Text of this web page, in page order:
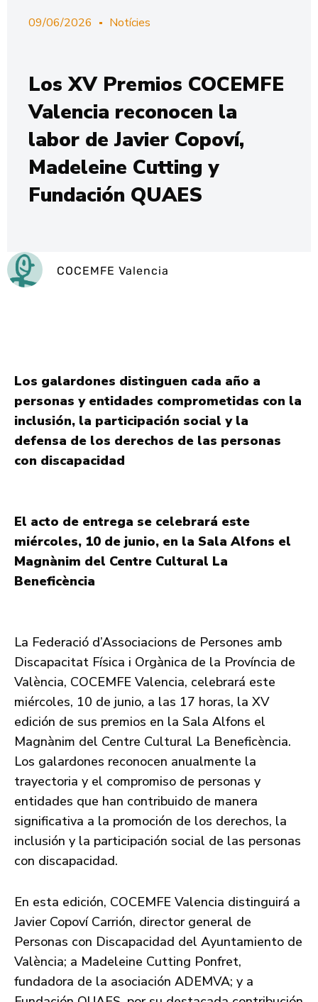
09/06/2026 Notícies
Los XV Premios COCEMFE
Valencia reconocen la
labor de Javier Copoví,
Madeleine Cutting y
Fundación QUAES
COCEMFE Valencia
Los galardones distinguen cada año a
personas y entidades comprometidas con la
inclusión, la participación social y la
defensa de los derechos de las personas
con discapacidad
El acto de entrega se celebrará este
miércoles, 10 de junio, en la Sala Alfons el
Magnànim del Centre Cultural La
Beneficència
La Federació d’Associacions de Persones amb
Discapacitat Física i Orgànica de la Província de
València, COCEMFE Valencia, celebrará este
miércoles, 10 de junio, a las 17 horas, la XV
edición de sus premios en la Sala Alfons el
Magnànim del Centre Cultural La Beneficència.
Los galardones reconocen anualmente la
trayectoria y el compromiso de personas y
entidades que han contribuido de manera
significativa a la promoción de los derechos, la
inclusión y la participación social de las personas
con discapacidad.
En esta edición, COCEMFE Valencia distinguirá a
Javier Copoví Carrión, director general de
Personas con Discapacidad del Ayuntamiento de
València; a Madeleine Cutting Ponfret,
fundadora de la asociación ADEMVA; y a